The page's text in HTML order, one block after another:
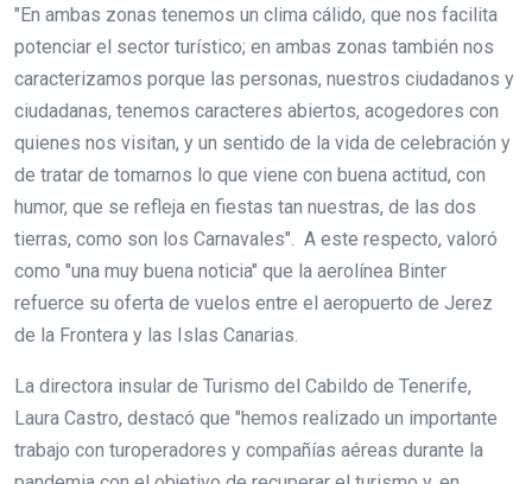
"En ambas zonas tenemos un clima cálido, que nos facilita
potenciar el sector turístico; en ambas zonas también nos
caracterizamos porque las personas, nuestros ciudadanos y
ciudadanas, tenemos caracteres abiertos, acogedores con
quienes nos visitan, y un sentido de la vida de celebración y
de tratar de tomarnos lo que viene con buena actitud, con
humor, que se refleja en fiestas tan nuestras, de las dos
tierras, como son los Carnavales". A este respecto, valoró
como "una muy buena noticia" que la aerolínea Binter
refuerce su oferta de vuelos entre el aeropuerto de Jerez
de la Frontera y las Islas Canarias.
La directora insular de Turismo del Cabildo de Tenerife,
Laura Castro, destacó que "hemos realizado un importante
trabajo con turoperadores y compañías aéreas durante la